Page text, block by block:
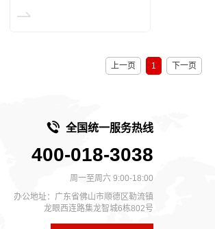
双温冷柜(直冷)、双温、储物工
作台、双层工作台、不锈钢水
上一页 1 下一页
全国统一服务热线
400-018-3038
周一至周六 9:00-18:00
办公地址：广东省佛山市顺德区勒流镇
龙眼西连路集龙智城6栋802号